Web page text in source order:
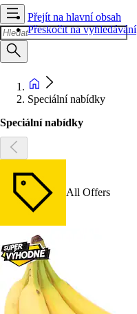
Přejít na hlavní obsah
Přeskočit na vyhledávání
Speciální nabídky
Speciální nabídky
All Offers